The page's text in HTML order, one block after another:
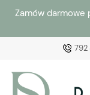
Zamów
792